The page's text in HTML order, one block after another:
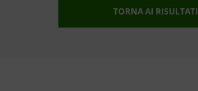
TORNA AI RISULTATI